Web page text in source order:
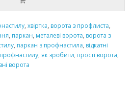
, хвіртка, ворота з профлиста,
, паркан, металеві ворота, ворота з
, паркан з профнастила, відкатні
, як зробити, прості ворота,
ворота